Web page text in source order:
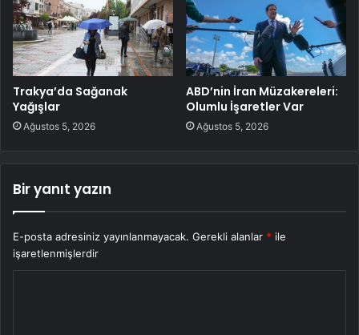
Trakya’da Sağanak
Yağışlar
Ağustos 5, 2026
ABD’nin İran Müzakereleri:
Olumlu İşaretler Var
Ağustos 5, 2026
Bir yanıt yazın
E-posta adresiniz yayınlanmayacak. Gerekli alanlar * ile
işaretlenmişlerdir